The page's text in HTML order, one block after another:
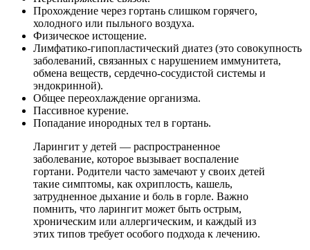
Прохождение через гортань слишком горячего,
холодного или пыльного воздуха.
Физическое истощение.
Лимфатико-гипопластический диатез (это совокупность
заболеваний, связанных с нарушением иммунитета,
обмена веществ, сердечно-сосудистой системы и
эндокринной).
Общее переохлаждение организма.
Пассивное курение.
Попадание инородных тел в гортань.
Ларингит у детей — распространенное
заболевание, которое вызывает воспаление
гортани. Родители часто замечают у своих детей
такие симптомы, как охриплость, кашель,
затрудненное дыхание и боль в горле. Важно
помнить, что ларингит может быть острым,
хроническим или аллергическим, и каждый из
этих типов требует особого подхода к лечению.